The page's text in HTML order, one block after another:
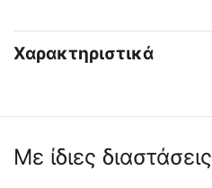
Χαρακτηριστικά
Με ίδιες διαστάσεις